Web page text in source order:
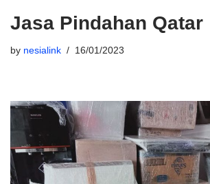
Jasa Pindahan Qatar
by nesialink 16/01/2023